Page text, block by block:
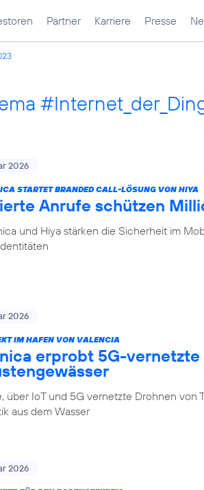
Partner Karriere Presse
2026
STARTET BRANDED CALL-LÖSUNG VON HIYA
Anrufe schützen
und Hiya stärken die Sicherheit im
2026
IM HAFEN VON VALENCIA
erprobt 5G-vernetzte
über IoT und 5G vernetzte Drohnen von
aus dem Wasser
2026